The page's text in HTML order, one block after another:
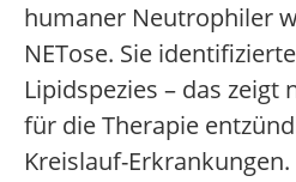
humaner Neutrophiler
NETose. Sie
Lipidspezies – das
für die Therapie
Kreislauf-Erkrankungen.